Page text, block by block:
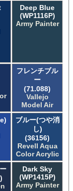
Deep Blue
(WP1116P)
Army Painter
フレンチブル
ー
(71.088)
Vallejo
Model Air
ブルー(つや消
し)
(36156)
Revell Aqua
Color Acrylic
Dark Sky
(WP1415P)
Army Painter